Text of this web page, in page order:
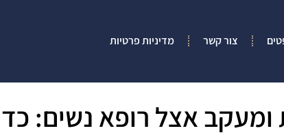
צור קשר מדיניות פרטיות
ומעקב אצל רופא נשים: